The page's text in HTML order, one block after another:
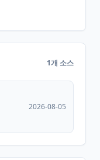
1개 소스
2026-08-05